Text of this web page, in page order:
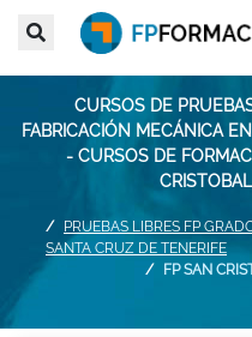
CURSOS DE
FABRICACIÓN MECÁNICA
- CURSOS DE
PRUEBAS LIBRES FP
SANTA CRUZ DE TENERIFE
FP SAN